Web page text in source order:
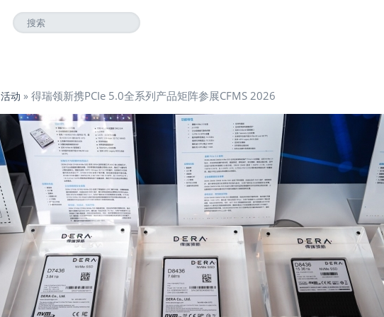
活动 » 得瑞领新携PCIe 5.0全系列产品矩阵参展CFMS 2026